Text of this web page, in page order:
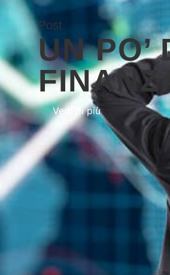
Post
UN PO’
Vedi di più